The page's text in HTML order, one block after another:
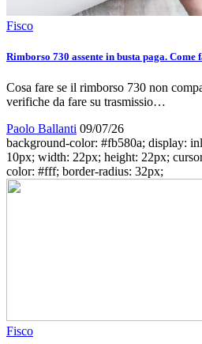
Fisco
Rimborso 730 assente in busta paga. Come
Cosa fare se il rimborso 730 non
verifiche da fare su trasmissio…
Paolo Ballanti 09/07/26
background-color: #fb580a; display:
10px; width: 22px; height: 22px;
color: #fff; border-radius: 32px;
Fisco